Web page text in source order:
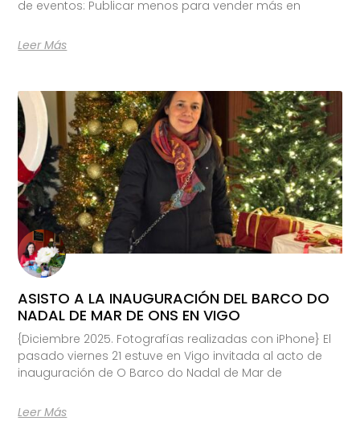
de eventos: Publicar menos para vender más en
Leer Más
ASISTO A LA INAUGURACIÓN DEL BARCO DO
NADAL DE MAR DE ONS EN VIGO
{Diciembre 2025. Fotografías realizadas con iPhone} El
pasado viernes 21 estuve en Vigo invitada al acto de
inauguración de O Barco do Nadal de Mar de
Leer Más